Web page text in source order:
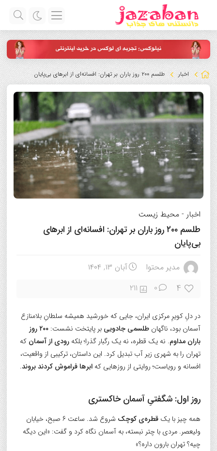
اخبار طلسم ۲۰۰ روز باران بر تهران: افسانه‌ای از ابرهای بی‌پایان
اخبار - محیط زیست
طلسم ۲۰۰ روز باران بر تهران: افسانه‌ای از ابرهای
بی‌پایان
مدیر محتوا آبان ۱۳, ۱۴۰۴
4
0
211
در دلِ کویرِ مرکزی ایران، جایی که خورشید همیشه سلطانِ بلامنازع
آسمان بود، ناگهان طلسمی جادویی بر پایتخت نشست:
۲۰۰ روز
باران مداوم. نه یک قطره، نه یک رگبار گذرا؛ بلکه رودی از آسمان که
تهران را به شهری زیر آب تبدیل کرد. این داستان، ترکیبی از واقعیت،
افسانه و رویاست؛ روایتی از روزهایی که ابرها فراموش کردند بروند.
روز اول: شگفتیِ آسمان خاکستری
همه چیز با یک قطره‌ی کوچک
شروع شد. ساعت ۶ صبح، خیابان
ولیعصر. مردی با چتر نبسته، به آسمان نگاه کرد و گفت: «این دیگه
چیه؟ تهران بارون داره؟»